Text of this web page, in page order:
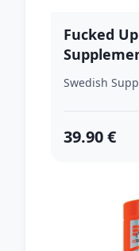
Fucked
Pineapple
Swedish
39.90 €